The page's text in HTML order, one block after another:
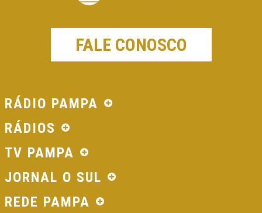
FALE CONOSCO
RÁDIO PAMPA
RÁDIOS
TV PAMPA
JORNAL O SUL
REDE PAMPA